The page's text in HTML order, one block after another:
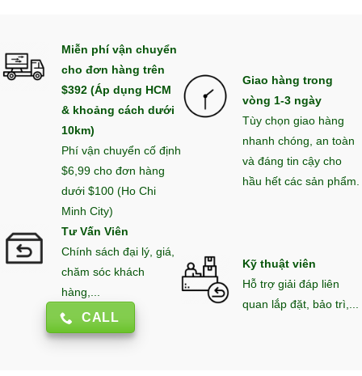
Miễn phí vận chuyển
cho đơn hàng trên
$392 (Áp dụng HCM
& khoảng cách dưới
10km)
Phí vận chuyển cố định
$6,99 cho đơn hàng
dưới $100 (Ho Chi
Minh City)
Giao hàng trong
vòng 1-3 ngày
Tùy chọn giao hàng
nhanh chóng, an toàn
và đáng tin cậy cho
hầu hết các sản phẩm.
Tư Vấn Viên
Chính sách đại lý, giá,
chăm sóc khách
hàng,...
CALL
Kỹ thuật viên
Hỗ trợ giải đáp liên
quan lắp đặt, bảo trì,...